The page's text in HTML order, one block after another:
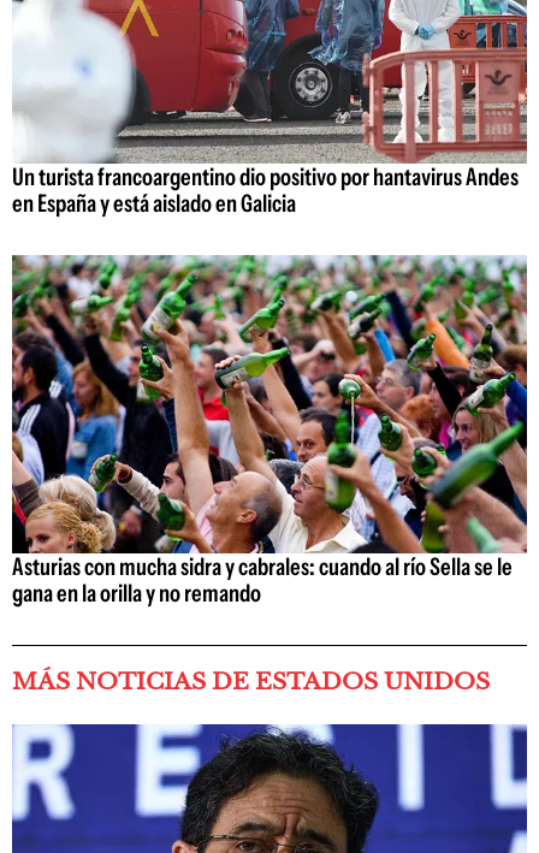
Un turista francoargentino dio positivo por hantavirus Andes
en España y está aislado en Galicia
Asturias con mucha sidra y cabrales: cuando al río Sella se le
gana en la orilla y no remando
MÁS NOTICIAS DE ESTADOS UNIDOS